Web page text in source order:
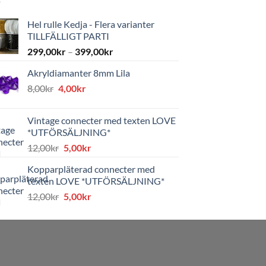
Hel rulle Kedja - Flera varianter
TILLFÄLLIGT PARTI
299,00kr – 399,00kr
Akryldiamanter 8mm Lila
8,00kr Det
var:
8,00kr.
4,00krDet
är:
4,00kr.
Vintage connecter med texten LOVE
*UTFÖRSÄLJNING*
12,00kr Det
priset
var:
12,00kr.
5,00krDet
priset
är:
5,00kr.
Kopparpläterad connecter med
texten LOVE *UTFÖRSÄLJNING*
12,00kr Det
priset
5,00krDet
priset